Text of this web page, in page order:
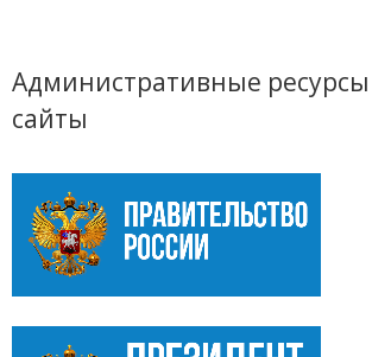
Административные
сайты